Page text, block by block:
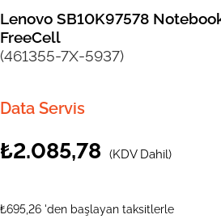
Lenovo SB10K97578
FreeCell
(461355-7X-5937)
Data Servis
₺2.085,78 (KDV Dahil)
₺695,26 'den başlayan taksitlerle